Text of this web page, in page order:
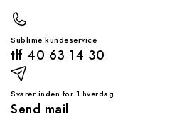
Sublime kundeservice
tlf 40 63 14 30
Svarer inden for 1 hverdag
Send mail